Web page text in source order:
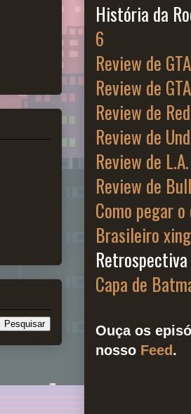
História da
6
Review de
Review de
Review de
Review de
Review de
Review de
Como pegar
Brasileiro
Capa de
Ouça os
nosso Feed.